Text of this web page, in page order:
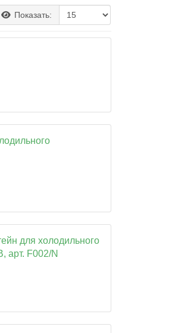
Показать:
для холодильного
арт. F002/N